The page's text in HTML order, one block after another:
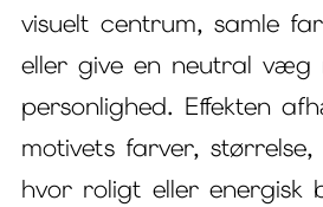
visuelt centrum, samle
eller give en neutral væg
personlighed. Effekten
motivets farver,
hvor roligt eller energisk